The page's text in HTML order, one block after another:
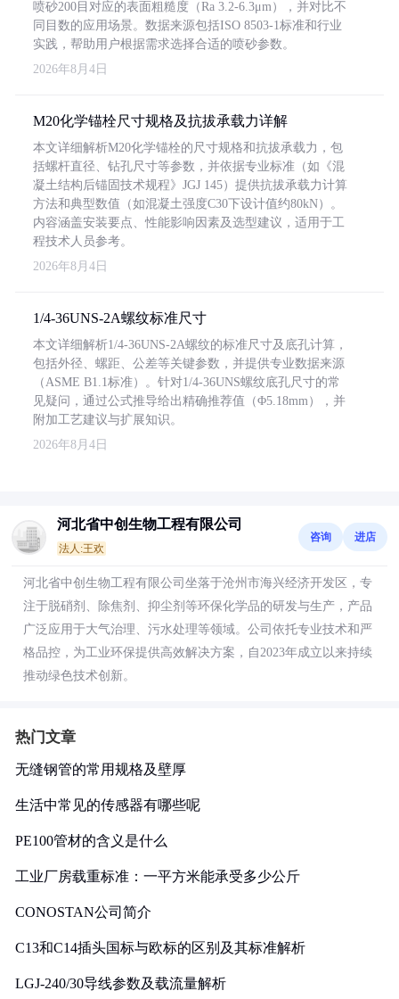
喷砂200目对应的表面粗糙度（Ra 3.2-6.3μm），并对比不
同目数的应用场景。数据来源包括ISO 8503-1标准和行业
实践，帮助用户根据需求选择合适的喷砂参数。
2026年8月4日
M20化学锚栓尺寸规格及抗拔承载力详解
本文详细解析M20化学锚栓的尺寸规格和抗拔承载力，包
括螺杆直径、钻孔尺寸等参数，并依据专业标准（如《混
凝土结构后锚固技术规程》JGJ 145）提供抗拔承载力计算
方法和典型数值（如混凝土强度C30下设计值约80kN）。
内容涵盖安装要点、性能影响因素及选型建议，适用于工
程技术人员参考。
2026年8月4日
1/4-36UNS-2A螺纹标准尺寸
本文详细解析1/4-36UNS-2A螺纹的标准尺寸及底孔计算，
包括外径、螺距、公差等关键参数，并提供专业数据来源
（ASME B1.1标准）。针对1/4-36UNS螺纹底孔尺寸的常
见疑问，通过公式推导给出精确推荐值（Φ5.18mm），并
附加工艺建议与扩展知识。
2026年8月4日
河北省中创生物工程有限公司
法人:王欢
咨询 进店
河北省中创生物工程有限公司坐落于沧州市海兴经济开发区，专
注于脱硝剂、除焦剂、抑尘剂等环保化学品的研发与生产，产品
广泛应用于大气治理、污水处理等领域。公司依托专业技术和严
格品控，为工业环保提供高效解决方案，自2023年成立以来持续
推动绿色技术创新。
热门文章
无缝钢管的常用规格及壁厚
生活中常见的传感器有哪些呢
PE100管材的含义是什么
工业厂房载重标准：一平方米能承受多少公斤
CONOSTAN公司简介
C13和C14插头国标与欧标的区别及其标准解析
LGJ-240/30导线参数及载流量解析